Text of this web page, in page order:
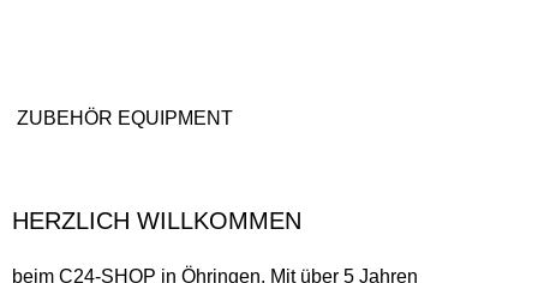
ZUBEHÖR EQUIPMENT
HERZLICH WILLKOMMEN
beim C24-SHOP in Öhringen. Mit über 5 Jahren